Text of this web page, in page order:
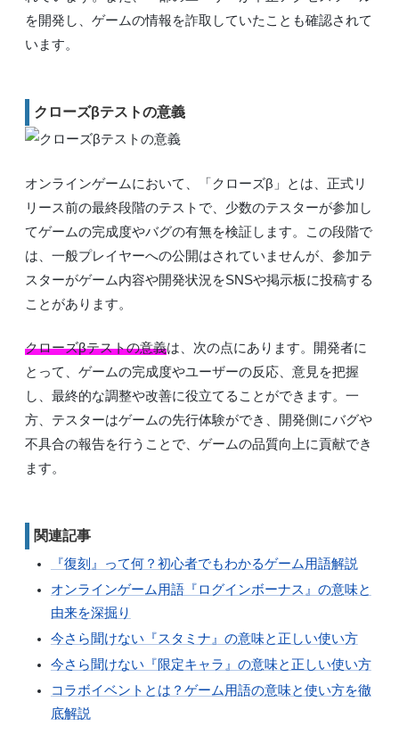
を開発し、ゲームの情報を詐取していたことも確認されて
います。
クローズβテストの意義
オンラインゲームにおいて、「クローズβ」とは、正式リ
リース前の最終段階のテストで、少数のテスターが参加し
てゲームの完成度やバグの有無を検証します。この段階で
は、一般プレイヤーへの公開はされていませんが、参加テ
スターがゲーム内容や開発状況をSNSや掲示板に投稿する
ことがあります。
クローズβテストの意義は、次の点にあります。開発者に
とって、ゲームの完成度やユーザーの反応、意見を把握
し、最終的な調整や改善に役立てることができます。一
方、テスターはゲームの先行体験ができ、開発側にバグや
不具合の報告を行うことで、ゲームの品質向上に貢献でき
ます。
関連記事
『復刻』って何？初心者でもわかるゲーム用語解説
オンラインゲーム用語『ログインボーナス』の意味と
由来を深掘り
今さら聞けない『スタミナ』の意味と正しい使い方
今さら聞けない『限定キャラ』の意味と正しい使い方
コラボイベントとは？ゲーム用語の意味と使い方を徹
底解説